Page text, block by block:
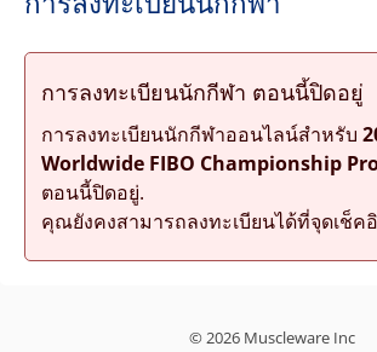
การลงทะเบียนนักกีฬา ตอนนี้ปิดอยู่
การลงทะเบียนนักกีฬาออนไลน์สำหรับ
Worldwide FIBO Championship
ตอนนี้ปิดอยู่.
คุณยังคงสามารถลงทะเบียนได้ที่จุดเช็ค
© 2026 Muscleware Inc